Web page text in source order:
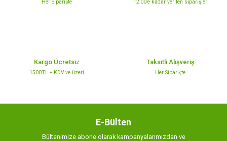
Her Siparişte 12:00’e kadar verilen siparişler
Kargo Ücretsiz
1500TL + KDV ve üzeri
Taksitli Alışveriş
Her Siparişte
E-Bülten
Bültenimize abone olarak kampanyalarımızdan ve